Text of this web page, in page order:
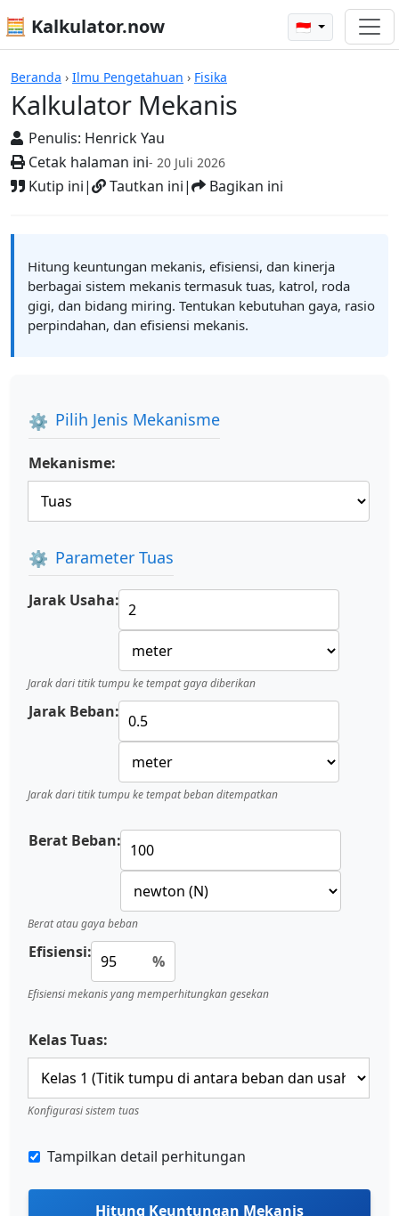
🧮 Kalkulator.now 🇮🇩
Beranda › Ilmu Pengetahuan › Fisika
Kalkulator Mekanis
Penulis: Henrick Yau
Cetak halaman ini- 20 Juli 2026
Kutip ini| Tautkan ini| Bagikan ini
Kalkulator-kalkulator
Hitung keuntungan mekanis, efisiensi, dan kinerja
berbagai sistem mekanis termasuk tuas, katrol, roda
gigi, dan bidang miring. Tentukan kebutuhan gaya, rasio
perpindahan, dan efisiensi mekanis.
Pilih Jenis Mekanisme
Mekanisme:
Parameter Tuas
Jarak Usaha:
Jarak dari titik tumpu ke tempat gaya diberikan
Jarak Beban:
Jarak dari titik tumpu ke tempat beban ditempatkan
Berat Beban:
Berat atau gaya beban
Efisiensi: %
Efisiensi mekanis yang memperhitungkan gesekan
Kelas Tuas:
Konfigurasi sistem tuas
Tampilkan detail perhitungan
Hitung Keuntungan Mekanis